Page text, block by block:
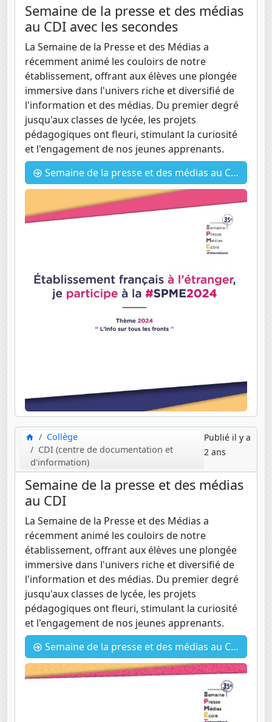
Semaine de la presse et des médias
au CDI avec les secondes
La Semaine de la Presse et des Médias a
récemment animé les couloirs de notre
établissement, offrant aux élèves une plongée
immersive dans l'univers riche et diversifié de
l'information et des médias. Du premier degré
jusqu'aux classes de lycée, les projets
pédagogiques ont fleuri, stimulant la curiosité
et l'engagement de nos jeunes apprenants.
Semaine de la presse et des médias au CDI avec les secondes
Collège
CDI (centre de documentation et
d'information)
Publié il y a
2 ans
Semaine de la presse et des médias
au CDI
La Semaine de la Presse et des Médias a
récemment animé les couloirs de notre
établissement, offrant aux élèves une plongée
immersive dans l'univers riche et diversifié de
l'information et des médias. Du premier degré
jusqu'aux classes de lycée, les projets
pédagogiques ont fleuri, stimulant la curiosité
et l'engagement de nos jeunes apprenants.
Semaine de la presse et des médias au CDI